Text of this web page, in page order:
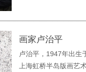
画家卢治平
卢治平，1947年出生
上海虹桥半岛版画艺